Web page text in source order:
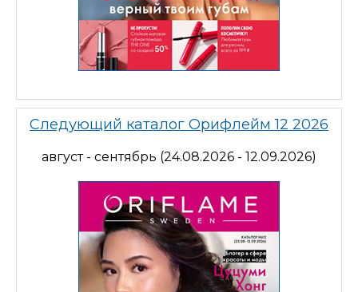
Следующий каталог Орифлейм 12 2026
август - сентябрь (24.08.2026 - 12.09.2026)